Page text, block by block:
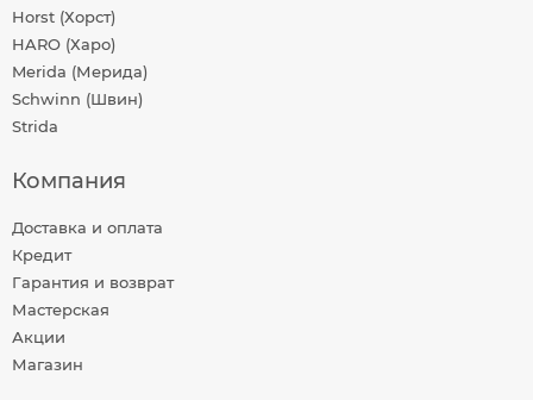
Horst (Хорст)
HARO (Харо)
Merida (Мерида)
Schwinn (Швин)
Strida
Компания
Доставка и оплата
Кредит
Гарантия и возврат
Мастерская
Акции
Магазин